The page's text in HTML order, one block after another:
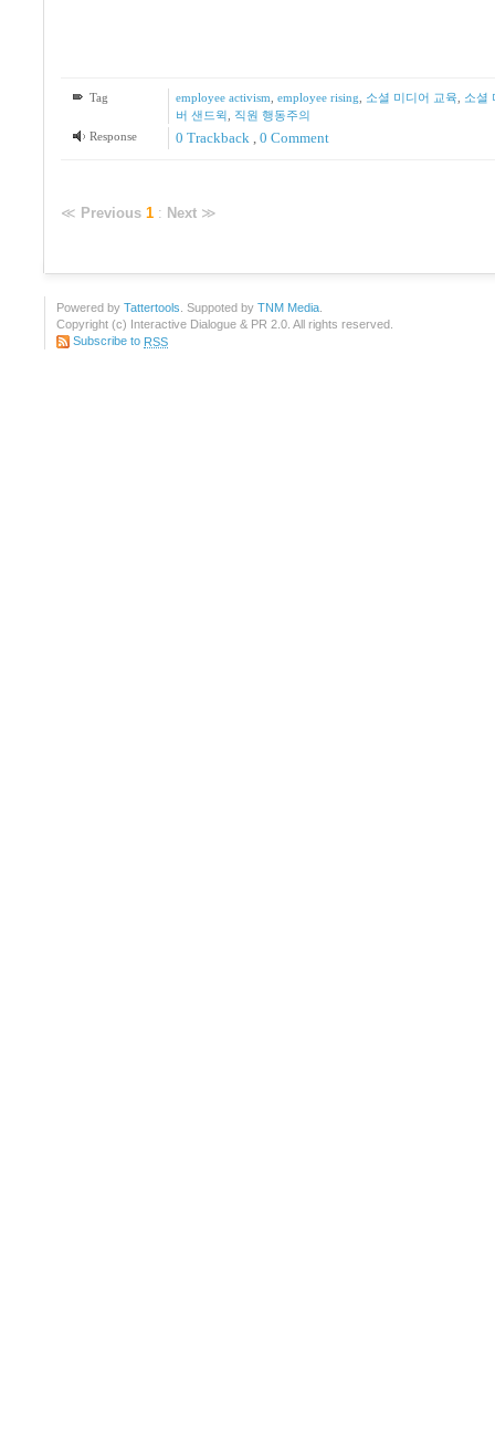
Tag employee activism employee rising 소셜 미디어 교육
소셜
버 샌드윅
직원 행동주의
Response
0 Trackback , 0 Comment
≪ Previous 1 : Next ≫
Powered by Tattertools . Suppoted by TNM Media
Copyright (c) Interactive Dialogue & PR 2.0. All rights reserved.
Subscribe to RSS